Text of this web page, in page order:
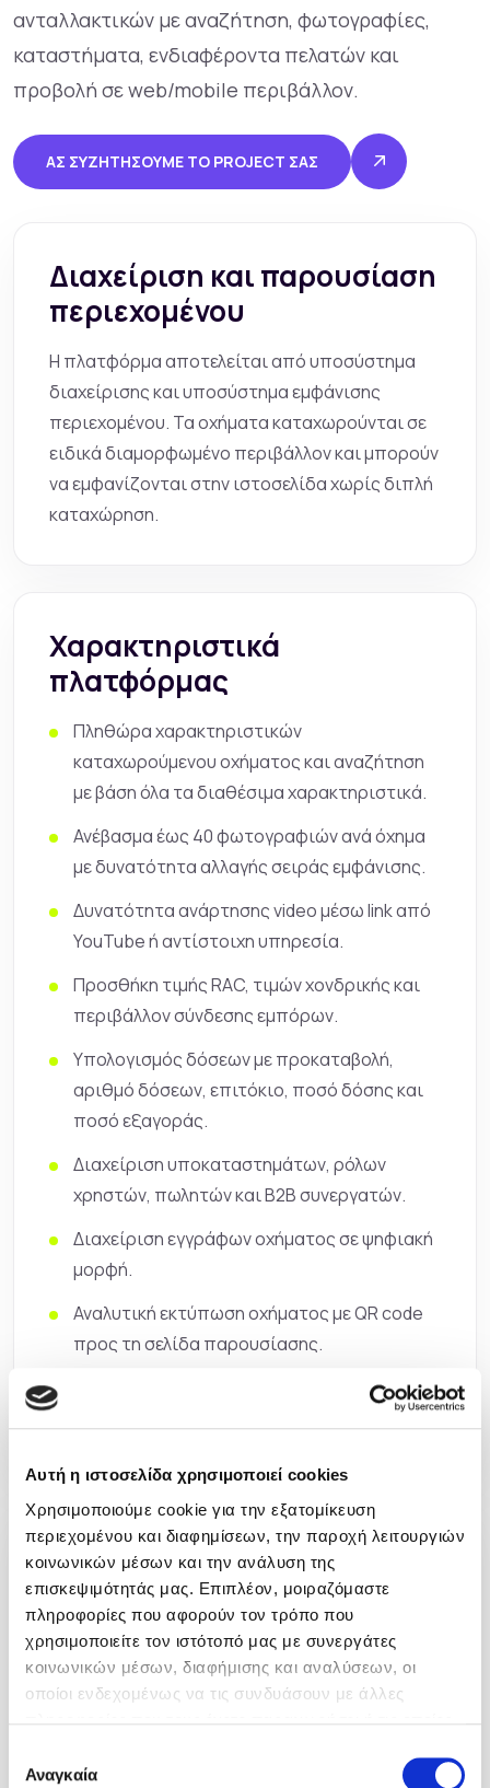
Αυτή η ιστοσελίδα χρησιμοποιεί cookies
Χρησιμοποιούμε cookie για την εξατομίκευση
περιεχομένου και διαφημίσεων, την παροχή λειτουργιών
κοινωνικών μέσων και την ανάλυση της
επισκεψιμότητάς μας. Επιπλέον, μοιραζόμαστε
πληροφορίες που αφορούν τον τρόπο που
χρησιμοποιείτε τον ιστότοπό μας με συνεργάτες
κοινωνικών μέσων, διαφήμισης και αναλύσεων, οι
οποίοι ενδεχομένως να τις συνδυάσουν με άλλες
των υπηρεσιών τους.
συγκατάθεσης
Αναγκαία
ανταλλακτικών με αναζήτηση, φωτογραφίες,
καταστήματα, ενδιαφέροντα πελατών και
προβολή σε web/mobile περιβάλλον.
ΑΣ ΣΥΖΗΤΉΣΟΥΜΕ ΤΟ PROJECT ΣΑΣ
Διαχείριση και παρουσίαση
περιεχομένου
Η πλατφόρμα αποτελείται από υποσύστημα
διαχείρισης και υποσύστημα εμφάνισης
περιεχομένου. Τα οχήματα καταχωρούνται σε
ειδικά διαμορφωμένο περιβάλλον και μπορούν
να εμφανίζονται στην ιστοσελίδα χωρίς διπλή
καταχώρηση.
Χαρακτηριστικά
πλατφόρμας
Πληθώρα χαρακτηριστικών
καταχωρούμενου οχήματος και αναζήτηση
με βάση όλα τα διαθέσιμα χαρακτηριστικά.
Ανέβασμα έως 40 φωτογραφιών ανά όχημα
με δυνατότητα αλλαγής σειράς εμφάνισης.
Δυνατότητα ανάρτησης video μέσω link από
YouTube ή αντίστοιχη υπηρεσία.
Προσθήκη τιμής RAC, τιμών χονδρικής και
περιβάλλον σύνδεσης εμπόρων.
Υπολογισμός δόσεων με προκαταβολή,
αριθμό δόσεων, επιτόκιο, ποσό δόσης και
ποσό εξαγοράς.
Διαχείριση υποκαταστημάτων, ρόλων
χρηστών, πωλητών και B2B συνεργατών.
Διαχείριση εγγράφων οχήματος σε ψηφιακή
μορφή.
Αναλυτική εκτύπωση οχήματος με QR code
προς τη σελίδα παρουσίασης.
Υποστήριξη διαφημίσεων και διασύνδεση
Ενδιαφέρον πελατών
Φόρμα ενδιαφέροντος με αυτόματη
συμπλήρωση στοιχείων οχήματος.
Αποστολή email στον υπεύθυνο
καταστήματος και πρόσβαση των
διαχείρισης.